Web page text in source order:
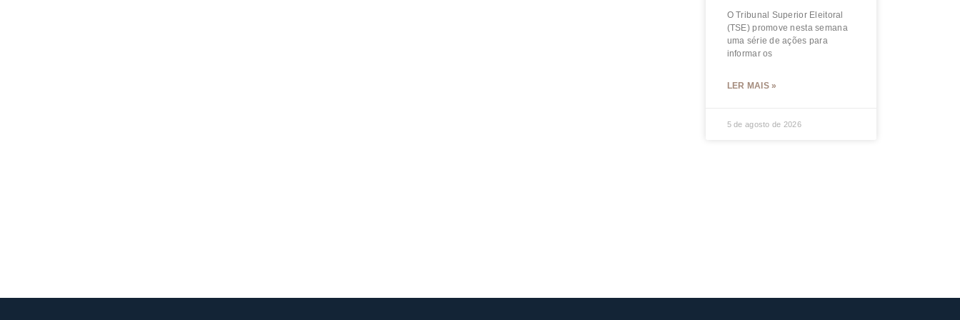
O Tribunal Superior Eleitoral
(TSE) promove nesta semana
uma série de ações para
informar os
LER MAIS »
5 de agosto de 2026